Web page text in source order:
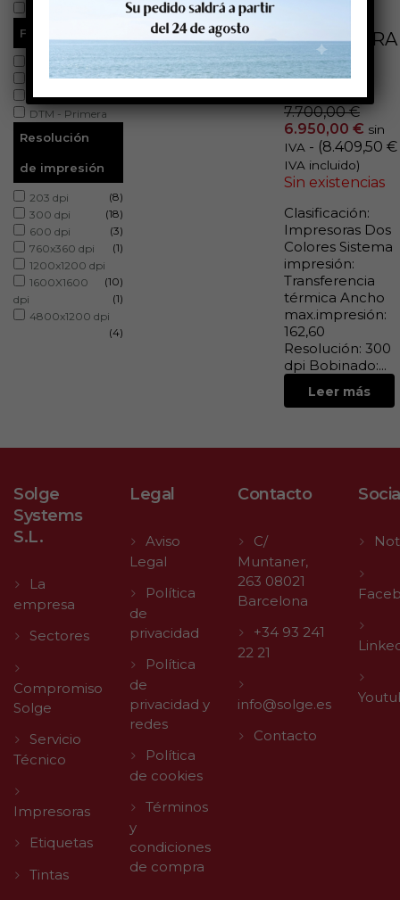
Fabricante
(29)
Epson
(10)
VipColor
(2)
DTM - Primera
Resolución
de impresión
203 dpi
(8)
300 dpi
(18)
600 dpi
(3)
760x360 dpi
(1)
1200x1200 dpi
(10)
1600X1600
dpi
(1)
4800x1200 dpi
(4)
IMPRESORA
CAB XC
Q6.3/300,
7.700,00€
6.950,00 € sin
IVA - (8.409,50 €
IVA incluido)
Sin existencias
Clasificación:
Impresoras Dos
Colores Sistema
impresión:
Transferencia
térmica Ancho
max.impresión:
162,60
Resolución: 300
dpi Bobinado:...
Leer más
Solge
Systems
S.L.
La
empresa
Sectores
Compromiso
Solge
Servicio
Técnico
Impresoras
Etiquetas
Tintas
Legal
Aviso
Legal
Política
de
privacidad
Política
de
privacidad y
redes
Política
de cookies
Términos
y
condiciones
de compra
Contacto
C/
Muntaner,
263 08021
Barcelona
+34 93 241
22 21
info@solge.es
Contacto